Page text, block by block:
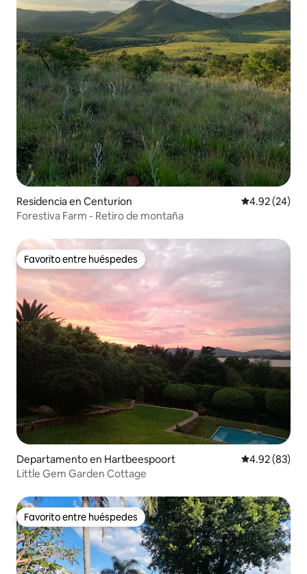
Residencia en Centurion Calificación
4.92 (24)
Forestiva Farm - Retiro de montaña
Favorito entre huéspedes
Favorito entre huéspedes
Departamento en Hartbeespoort Calificación
4.92 (83)
Little Gem Garden Cottage
Favorito entre huéspedes
Favorito entre huéspedes